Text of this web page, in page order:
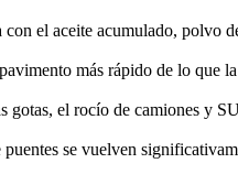
el aceite acumulado, polvo
más rápido de lo que
el rocío de camiones y
se vuelven